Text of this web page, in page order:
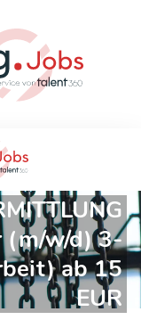
(m/w/d) 3-
ab 15
EUR